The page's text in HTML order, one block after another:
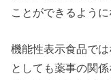
ことができるよう
機能性表示食品で
としても薬事の関